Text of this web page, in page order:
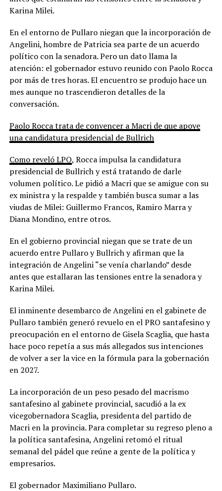
Karina Milei.
En el entorno de Pullaro niegan que la incorporación de
Angelini, hombre de Patricia sea parte de un acuerdo
político con la senadora. Pero un dato llama la
atención: el gobernador estuvo reunido con Paolo Rocca
por más de tres horas. El encuentro se produjo hace un
mes aunque no trascendieron detalles de la
conversación.
Paolo Rocca trata de convencer a Macri de que apoye
una candidatura presidencial de Bullrich
Como reveló LPO, Rocca impulsa la candidatura
presidencial de Bullrich y está tratando de darle
volumen político. Le pidió a Macri que se amigue con su
ex ministra y la respalde y también busca sumar a las
viudas de Milei: Guillermo Francos, Ramiro Marra y
Diana Mondino, entre otros.
En el gobierno provincial niegan que se trate de un
acuerdo entre Pullaro y Bullrich y afirman que la
integración de Angelini “se venía charlando” desde
antes que estallaran las tensiones entre la senadora y
Karina Milei.
El inminente desembarco de Angelini en el gabinete de
Pullaro también generó revuelo en el PRO santafesino y
preocupación en el entorno de Gisela Scaglia, que hasta
hace poco repetía a sus más allegados sus intenciones
de volver a ser la vice en la fórmula para la gobernación
en 2027.
La incorporación de un peso pesado del macrismo
santafesino al gabinete provincial, sacudió a la ex
vicegobernadora Scaglia, presidenta del partido de
Macri en la provincia. Para completar su regreso pleno a
la política santafesina, Angelini retomó el ritual
semanal del pádel que reúne a gente de la política y
empresarios.
El gobernador Maximiliano Pullaro.